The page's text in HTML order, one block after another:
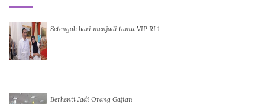
Setengah hari menjadi tamu VIP RI 1
Berhenti Jadi Orang Gajian